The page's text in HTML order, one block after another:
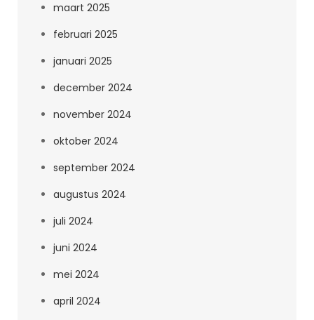
maart 2025
februari 2025
januari 2025
december 2024
november 2024
oktober 2024
september 2024
augustus 2024
juli 2024
juni 2024
mei 2024
april 2024